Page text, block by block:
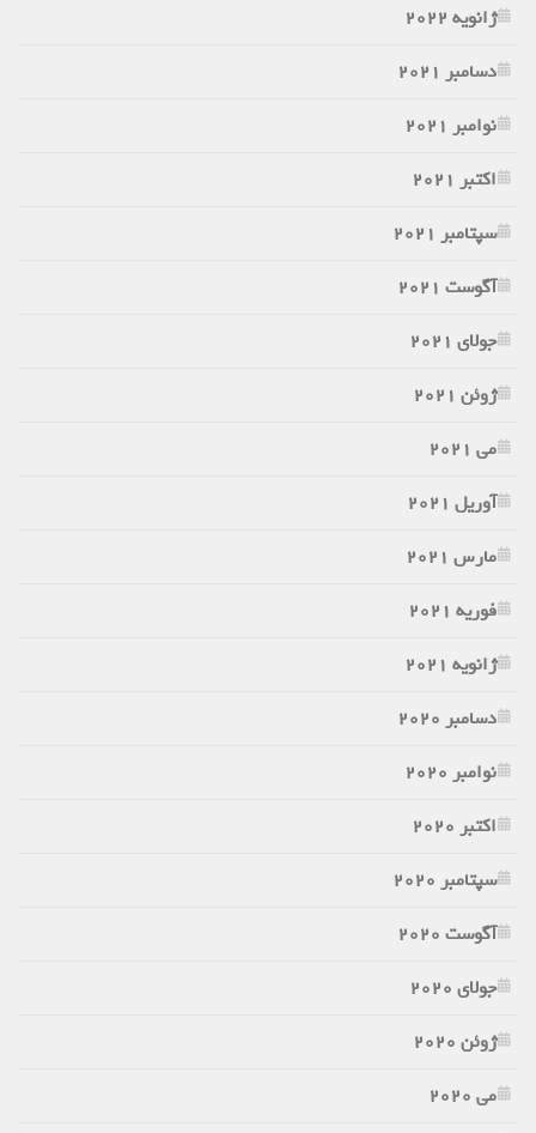
ژانویه 2022
دسامبر 2021
نوامبر 2021
اکتبر 2021
سپتامبر 2021
آگوست 2021
جولای 2021
ژوئن 2021
می 2021
آوریل 2021
مارس 2021
فوریه 2021
ژانویه 2021
دسامبر 2020
نوامبر 2020
اکتبر 2020
سپتامبر 2020
آگوست 2020
جولای 2020
ژوئن 2020
می 2020